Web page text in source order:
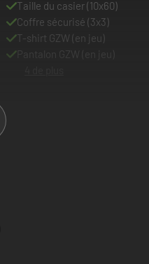
Taille du casier (10x60)
Coffre sécurisé (3x3)
T-shirt GZW (en jeu)
Pantalon GZW (en jeu)